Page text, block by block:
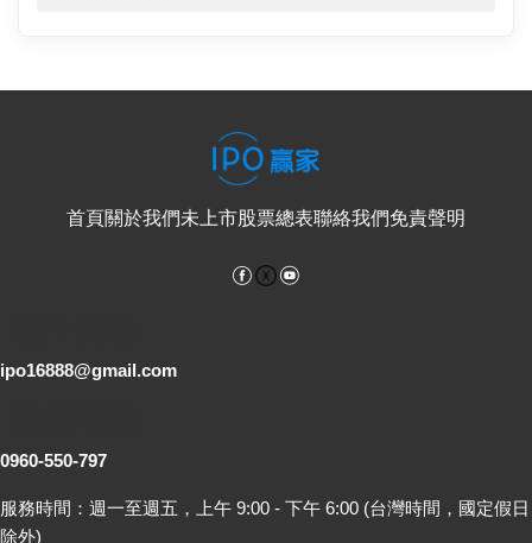
首頁關於我們未上市股票總表聯絡我們免責聲明
Facebook
ipo16888@gmail.com
0960-550-797
服務時間：週一至週五，上午 9:00 - 下午 6:00 (台灣時間，國定假日
除外)